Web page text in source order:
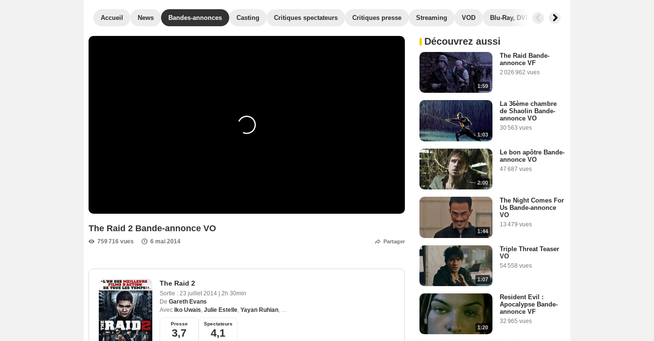
Accueil News Bandes-annonces Casting Critiques spectateurs Critiques presse Streaming VOD Blu-Ray, DVD Photos
The Raid 2 Bande-annonce VO
759 716 vues 6 mai 2014 Partager
The Raid 2
Sortie : 23 juillet 2014
2h 30min
De Gareth Evans
Avec Iko Uwais, Julie Estelle, Yayan Ruhian, Arifin Putra
Presse
3,7
Spectateurs
4,1
Découvrez aussi
1:59
The Raid Bande-
annonce VF
2 026 962 vues
1:03
La 36ème chambre
de Shaolin Bande-
annonce VO
30 563 vues
2:00
Le bon apôtre Bande-
annonce VO
47 687 vues
1:44
The Night Comes For
Us Bande-annonce
VO
13 479 vues
1:07
Triple Threat Teaser
VO
54 558 vues
1:20
Resident Evil :
Apocalypse Bande-
annonce VF
32 965 vues